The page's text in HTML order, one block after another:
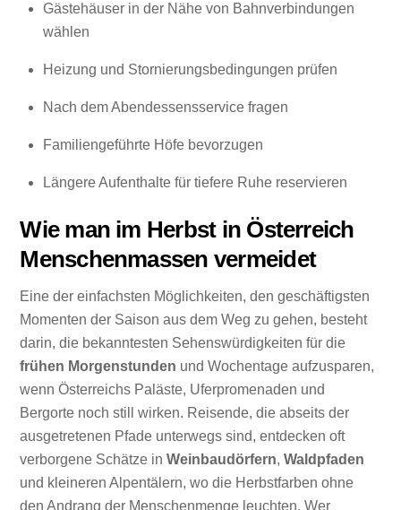
Gästehäuser in der Nähe von Bahnverbindungen
wählen
Heizung und Stornierungsbedingungen prüfen
Nach dem Abendessensservice fragen
Familiengeführte Höfe bevorzugen
Längere Aufenthalte für tiefere Ruhe reservieren
Wie man im Herbst in Österreich
Menschenmassen vermeidet
Eine der einfachsten Möglichkeiten, den geschäftigsten
Momenten der Saison aus dem Weg zu gehen, besteht
darin, die bekanntesten Sehenswürdigkeiten für die
frühen Morgenstunden und Wochentage aufzusparen,
wenn Österreichs Paläste, Uferpromenaden und
Bergorte noch still wirken. Reisende, die abseits der
ausgetretenen Pfade unterwegs sind, entdecken oft
verborgene Schätze inWeinbaudörfern,Waldpfaden
und kleineren Alpentälern, wo die Herbstfarben ohne
den Andrang der Menschenmenge leuchten. Wer